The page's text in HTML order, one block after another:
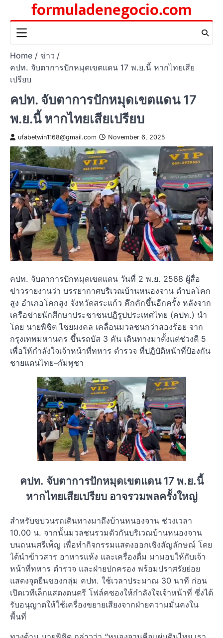
content
formuladenegocio.com
Home
ข่าว
คปท. จับตาการปักหมุดเขตแดน 17 พ.ย.นี้ หากไทยเสีย
เปรียบ
คปท. จับตาการปักหมุดเขตแดน 17
พ.ย.นี้ หากไทยเสียเปรียบ
ufabetwin1168@gmail.com November 6, 2025
คปท. จับตาการปักหมุดเขตแดน วันที่ 2 พ.ย. 2568 ผู้สื่อ
ข่าวรายงานว่า บรรยากาศบริเวณบ้านหนองจาน ตำบลโคก
สูง อำเภอโคกสูง จังหวัดสระแก้ว คึกคักขึ้นอีกครั้ง หลังจาก
เครือข่ายนักศึกษาประชาชนปฏิรูปประเทศไทย (คปท.) นำ
โดย นายพิชิต ไชยมงคล เคลื่อนมวลชนกว่าสองร้อย จาก
กรุงเทพมหานคร ขึ้นรถบัส 3 คัน เดินทางมาตั้งแต่ช่วงตี 5
เพื่อให้กำลังใจเจ้าหน้าที่ทหาร ตำรวจ ที่ปฏิบัติหน้าที่ป้องกัน
ชายแดนไทย–กัมพูชา
คปท. จับตาการปักหมุดเขตแดน 17 พ.ย.นี้
หากไทยเสียเปรียบ อาจรวมพลครั้งใหญ่
สำหรับขบวนรถเดินทางมาถึงบ้านหนองจาน ช่วงเวลา
10.00 น. จากนั้นมวลชนรวมตัวกันบริเวณบ้านหนองจาน
บนถนนศรีเพ็ญ เพื่อทำกิจกรรมแสดงออกเชิงสัญลักษณ์ โดย
ได้นำข้าวสาร อาหารแห้ง และเครื่องดื่ม มามอบให้กับเจ้า
หน้าที่ทหาร ตำรวจ และฝ่ายปกครอง พร้อมปราศรัยย่อย
แสดงจุดยืนของกลุ่ม คปท. ใช้เวลาประมาณ 30 นาที ก่อน
เปิดเวทีเล็กแสดงดนตรี โฟล์คซองให้กำลังใจเจ้าหน้าที่ ซึ่งได้
รับอนุญาตให้ใช้เครื่องขยายเสียงจากฝ่ายความมั่นคงใน
พื้นที่